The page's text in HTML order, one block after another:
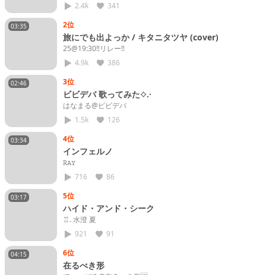
2.4k
341
03:35 2位
旅にでも出よっか / キタニタツヤ (cover)
25@19:30‼️リレー‼️
4.9k
386
02:46 3位
ビビデバ 歌ってみた⟡.·
はなまる@ビビデバ
1.5k
126
03:34 4位
インフェルノ
𝚁𝙰𝚈
716
86
03:17 5位
ハイド・アンド・シーク
♖. 水澄 夏
921
91
04:15 6位
在るべき形